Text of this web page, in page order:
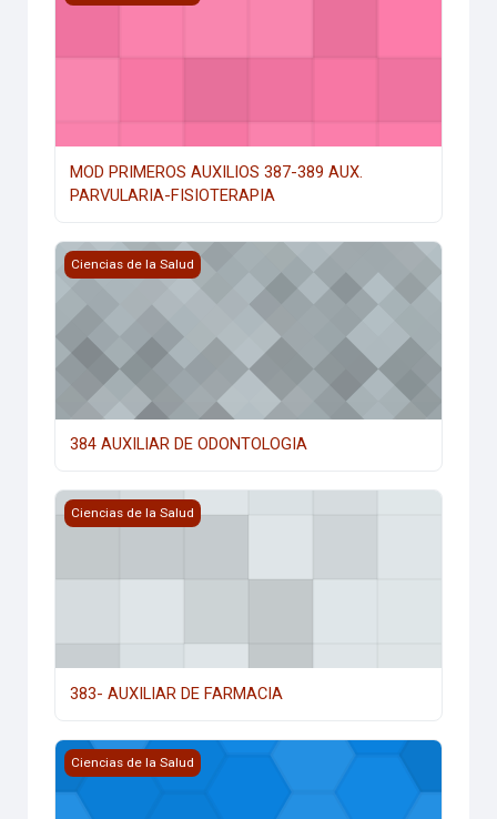
MOD PRIMEROS AUXILIOS 387-389 AUX.
PARVULARIA-FISIOTERAPIA
384 AUXILIAR DE ODONTOLOGIA
Ciencias de la Salud
384 AUXILIAR DE ODONTOLOGIA
383- AUXILIAR DE FARMACIA
Ciencias de la Salud
383- AUXILIAR DE FARMACIA
386 AUXILIAR DE LABORATORIO
Ciencias de la Salud